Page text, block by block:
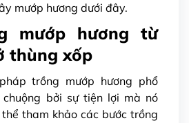
mướp hương dưới đây.
mướp hương từ
thùng xốp
trồng mướp hương phổ
bởi sự tiện lợi mà nó
tham khảo các bước trồng